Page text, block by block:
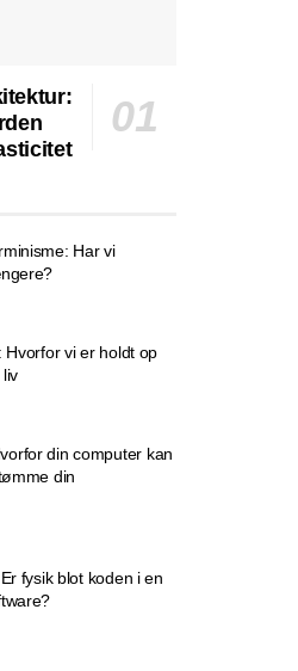
Har vi
Hvorfor vi er holdt op
din computer kan
din
fysik blot koden i en